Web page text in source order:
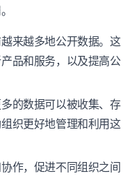
来越多地公开数据。这
品和服务，以及提高公
的数据可以被收集、存
织更好地管理和利用这
作，促进不同组织之间